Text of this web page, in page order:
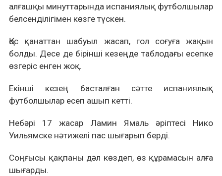
алғашқы минуттарында испаниялық футболшылар
белсенділігімен көзге түскен.
Қос қанаттан шабуыл жасап, гол соғуға жақын
болды. Десе де бірінші кезеңде таблодағы есепке
өзгеріс енген жоқ.
Екінші кезең басталған сәтте испаниялық
футболшылар есеп ашып кетті.
Небәрі 17 жасар Ламин Ямаль әріптесі Нико
Уильямске нәтижелі пас шығарып берді.
Соңғысы қақпаны дәл көздеп, өз құрамасын алға
шығарды.